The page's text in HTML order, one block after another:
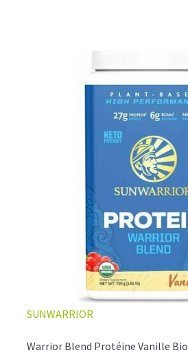
SUNWARRIOR
Warrior Blend Protéine Vanille Bio